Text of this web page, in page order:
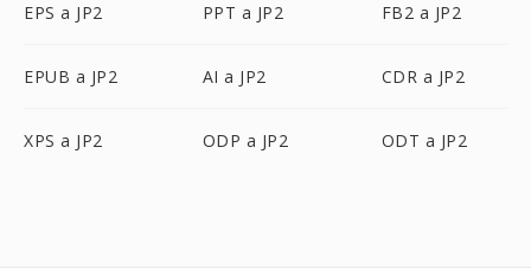
EPS a JP2 PPT a JP2 FB2 a JP2
EPUB a JP2 AI a JP2 CDR a JP2
XPS a JP2 ODP a JP2 ODT a JP2